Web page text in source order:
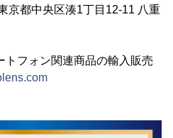
中央区湊1丁目12-11 八重
トフォン関連商品の輸入販売